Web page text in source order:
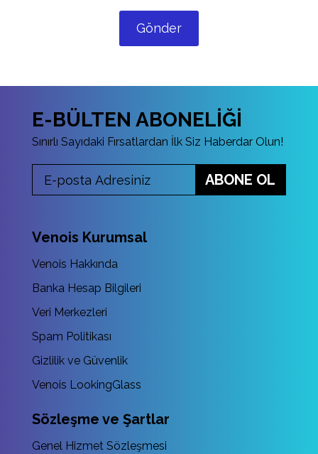
Gönder
E-BÜLTEN ABONELİĞİ
Sınırlı Sayıdaki Fırsatlardan İlk Siz Haberdar Olun!
ABONE OL
Venois Kurumsal
Venois Hakkında
Banka Hesap Bilgileri
Veri Merkezleri
Spam Politikası
Gizlilik ve Güvenlik
Venois LookingGlass
Sözleşme ve Şartlar
Genel Hizmet Sözleşmesi